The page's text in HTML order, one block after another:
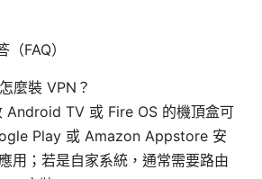
FAQ）
麼裝 VPN？
Android TV 或 Fire OS 的機頂盒可
Play 或 Amazon Appstore 安
用；若是自家系統，通常需要路由